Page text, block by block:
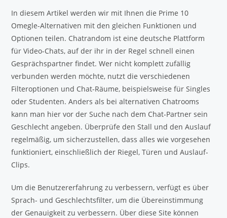
In diesem Artikel werden wir mit Ihnen die Prime 10
Omegle-Alternativen mit den gleichen Funktionen und
Optionen teilen. Chatrandom ist eine deutsche Plattform
für Video-Chats, auf der ihr in der Regel schnell einen
Gesprächspartner findet. Wer nicht komplett zufällig
verbunden werden möchte, nutzt die verschiedenen
Filteroptionen und Chat-Räume, beispielsweise für Singles
oder Studenten. Anders als bei alternativen Chatrooms
kann man hier vor der Suche nach dem Chat-Partner sein
Geschlecht angeben. Überprüfe den Stall und den Auslauf
regelmäßig, um sicherzustellen, dass alles wie vorgesehen
funktioniert, einschließlich der Riegel, Türen und Auslauf-
Clips.
Um die Benutzererfahrung zu verbessern, verfügt es über
Sprach- und Geschlechtsfilter, um die Übereinstimmung
der Genauigkeit zu verbessern. Über diese Site können